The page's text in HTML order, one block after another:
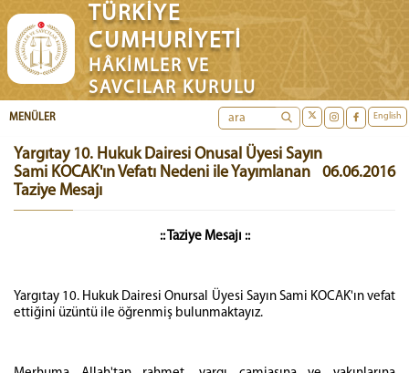
TÜRKİYE
CUMHURİYETİ
HÂKİMLER VE
SAVCILAR KURULU
English
MENÜLER
Yargıtay 10. Hukuk Dairesi Onusal Üyesi Sayın
Sami KOCAK'ın Vefatı Nedeni ile Yayımlanan
Taziye Mesajı
06.06.2016
:: Taziye Mesajı ::
Yargıtay 10. Hukuk Dairesi Onursal Üyesi Sayın Sami KOCAK'ın vefat
ettiğini üzüntü ile öğrenmiş bulunmaktayız.